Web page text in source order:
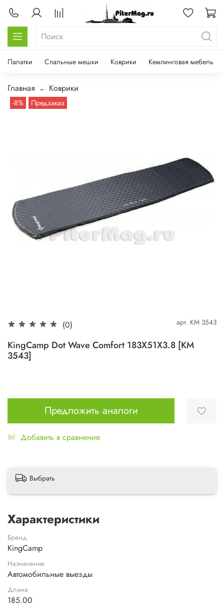
Палатки Спальные мешки Коврики Кемпинговая мебель
Главная Коврики
-8% Предзаказ
(0) арт. KM 3543
KingCamp Dot Wave Comfort 183X51X3.8 [KM
3543]
Предложить аналоги
Добавить в сравнение
Выбрать
Характеристики
Бренд
KingCamp
Назначение
Автомобильные выезды
Длина
185.00